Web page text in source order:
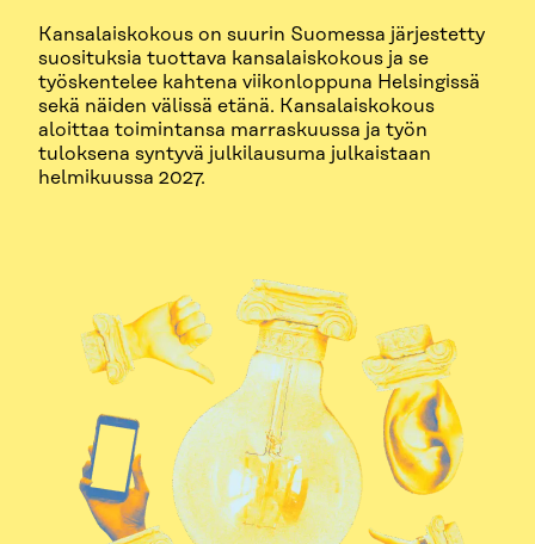
Kansalaiskokous on suurin Suomessa järjestetty
suosituksia tuottava kansalaiskokous ja se
työskentelee kahtena viikonloppuna Helsingissä
sekä näiden välissä etänä. Kansalaiskokous
aloittaa toimintansa marraskuussa ja työn
tuloksena syntyvä julkilausuma julkaistaan
helmikuussa 2027.